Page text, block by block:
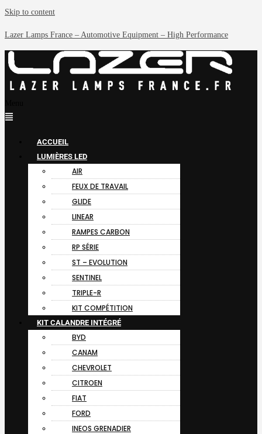
Skip to content
Lazer Lamps France – Automotive Equipment – High Performance
ACCUEIL
LUMIÈRES LED
AIR
FEUX DE TRAVAIL
GLIDE
LINEAR
RAMPES CARBON
RP SÉRIE
ST – EVOLUTION
SENTINEL
TRIPLE-R
KIT COMPÉTITION
KIT CALANDRE INTÉGRÉ
BYD
CANAM
CHEVROLET
CITROEN
FIAT
FORD
INEOS GRENADIER